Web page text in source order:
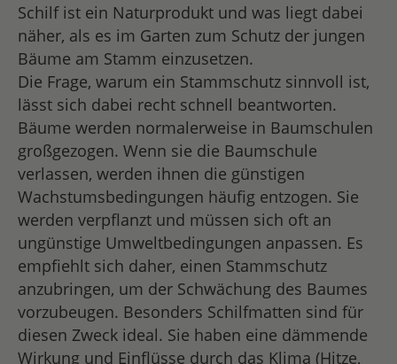
Schilf ist ein Naturprodukt und was liegt dabei
näher, als es im Garten zum Schutz der jungen
Bäume am Stamm einzusetzen.
Die Frage, warum ein Stammschutz sinnvoll ist,
lässt sich dabei recht schnell beantworten.
Bäume werden normalerweise in Baumschulen
großgezogen. Wenn sie die Baumschule
verlassen, werden ihnen die günstigen
Wachstumsbedingungen häufig entzogen. Sie
werden verpflanzt und müssen sich oft an
ungünstige Umweltbedingungen anpassen. Es
empfiehlt sich daher, einen Stammschutz
anzubringen, um der Schwächung des Baumes
vorzubeugen. Besonders Schilfmatten sind für
diesen Zweck ideal. Sie haben eine dämmende
Wirkung und Einflüsse durch das Klima (Hitze,